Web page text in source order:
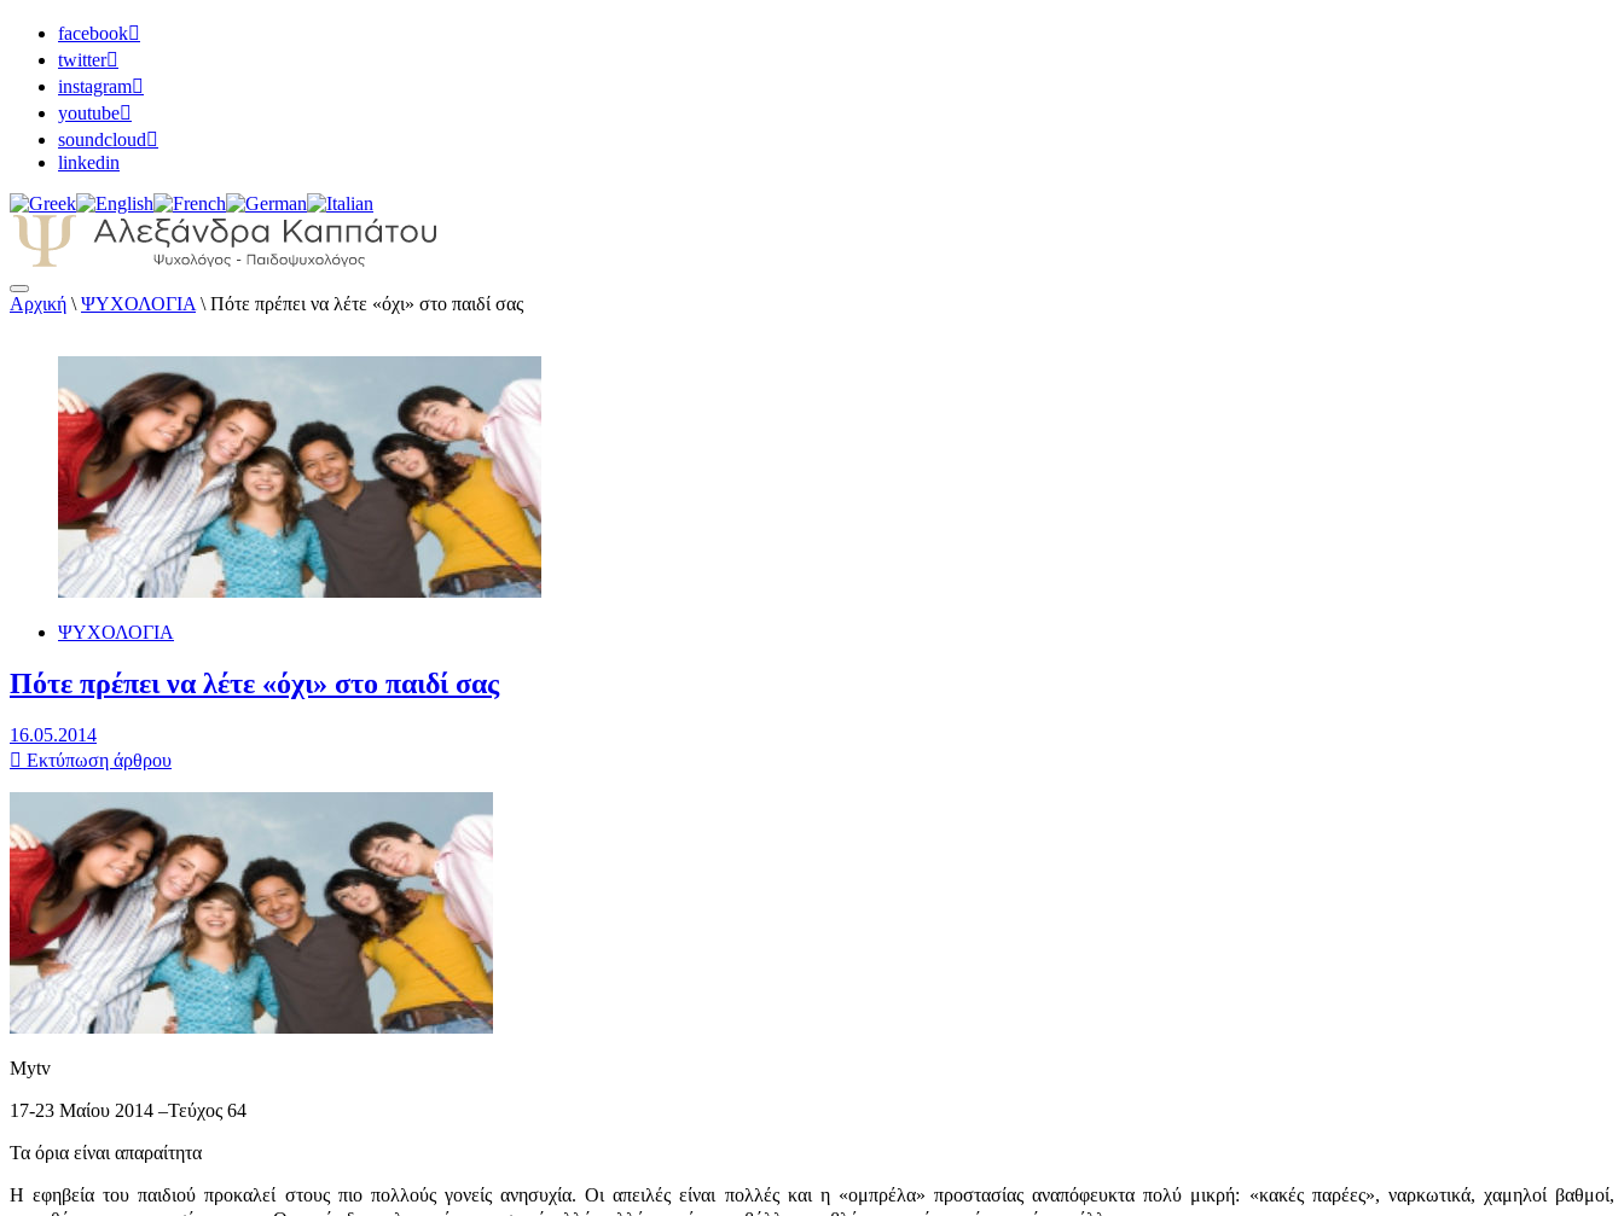
facebook
twitter
instagram
youtube
soundcloud
linkedin
Αλεξάνδρα Καππάτου Ψυχολόγος – Παιδοψυχολόγος
Αρχική \ ΨΥΧΟΛΟΓΙΑ \ Πότε πρέπει να λέτε «όχι» στο παιδί σας
ΨΥΧΟΛΟΓΙΑ
Πότε πρέπει να λέτε «όχι» στο παιδί σας
16.05.2014
Εκτύπωση άρθρου
Mytv
17-23 Mαίου 2014 –Τεύχος 64
Τα όρια είναι απαραίτητα
H εφηβεία του παιδιού προκαλεί στους πιο πολλούς γονείς ανησυχία. Oι απειλές είναι πολλές και η «ομπρέλα» προστασίας αναπόφευκτα πολύ μικρή: «κακές παρέες», ναρκωτικά, χαμηλοί βαθμοί,